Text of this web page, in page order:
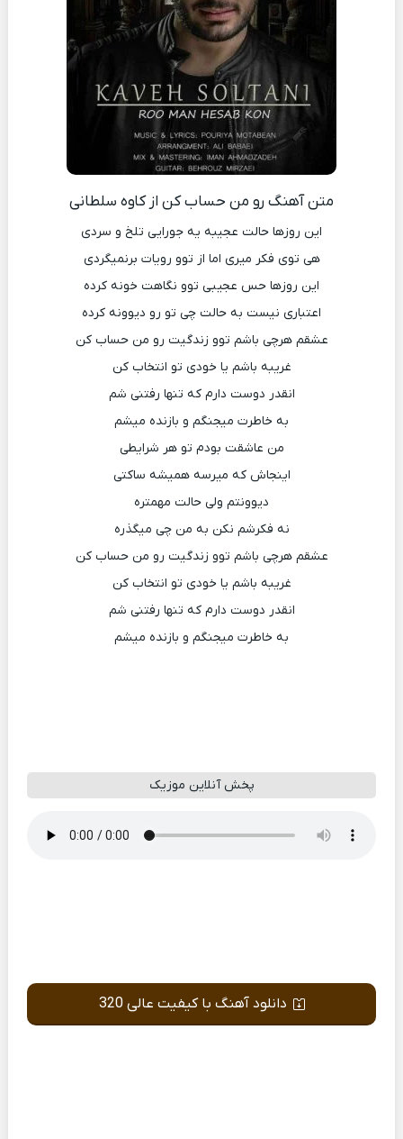
متن آهنگ رو من حساب کن از کاوه سلطانی
این روزها حالت عجیبه یه جورایی تلخ و سردی
هی توی فکر میری اما از توو رویات برنمیگردی
این روزها حس عجیبی توو نگاهت خونه کرده
اعتباری نیست به حالت چی تو رو دیوونه کرده
عشقم هرچی باشم توو زندگیت رو من حساب کن
غریبه باشم یا خودی تو انتخاب کن
انقدر دوست دارم که تنها رفتنی شم
به خاطرت میجنگم و بازنده میشم
من عاشقت بودم تو هر شرایطی
اینجاش که میرسه همیشه ساکتی
دیوونتم ولی حالت مهمتره
نه فکرشم نکن به من چی میگذره
عشقم هرچی باشم توو زندگیت رو من حساب کن
غریبه باشم یا خودی تو انتخاب کن
انقدر دوست دارم که تنها رفتنی شم
به خاطرت میجنگم و بازنده میشم
پخش آنلاین موزیک
دانلود آهنگ با کیفیت عالی 320